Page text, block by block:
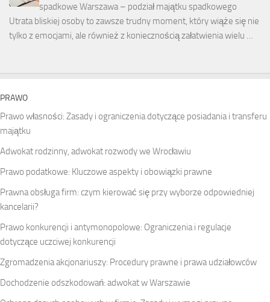
spadkowe Warszawa – podział majątku spadkowego
Utrata bliskiej osoby to zawsze trudny moment, który wiąże się nie
tylko z emocjami, ale również z koniecznością załatwienia wielu …
PRAWO
Prawo własności: Zasady i ograniczenia dotyczące posiadania i transferu
majątku
Adwokat rodzinny, adwokat rozwody we Wrocławiu
Prawo podatkowe: Kluczowe aspekty i obowiązki prawne
Prawna obsługa firm: czym kierować się przy wyborze odpowiedniej
kancelarii?
Prawo konkurencji i antymonopolowe: Ograniczenia i regulacje
dotyczące uczciwej konkurencji
Zgromadzenia akcjonariuszy: Procedury prawne i prawa udziałowców
Dochodzenie odszkodowań: adwokat w Warszawie